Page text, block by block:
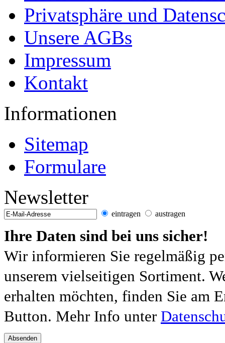
Privatsphäre und
Unsere AGBs
Impressum
Kontakt
Informationen
Sitemap
Formulare
Newsletter
eintragen austragen
Ihre Daten sind bei uns sicher!
Wir informieren Sie regelmäßig
unserem vielseitigen Sortiment.
erhalten möchten, finden Sie am
Button. Mehr Info unter
Absenden